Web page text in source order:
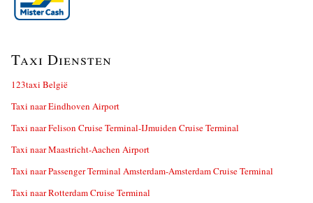
Taxi Diensten
123taxi België
Taxi naar Eindhoven Airport
Taxi naar Felison Cruise Terminal-IJmuiden Cruise Terminal
Taxi naar Maastricht-Aachen Airport
Taxi naar Passenger Terminal Amsterdam-Amsterdam Cruise Terminal
Taxi naar Rotterdam Cruise Terminal